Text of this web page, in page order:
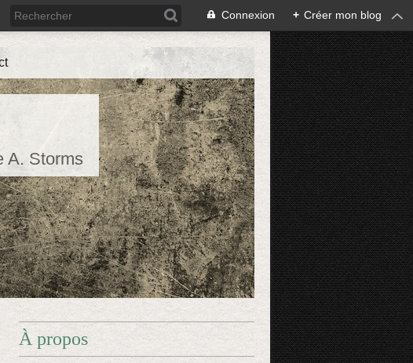
Connexion + Créer mon blog
A. Storms
À propos